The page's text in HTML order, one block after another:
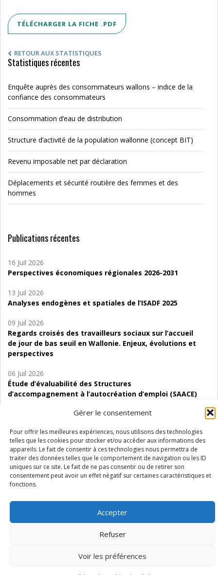
Gérer le consentement
Pour offrir les meilleures expériences, nous utilisons des technologies
telles que les cookies pour stocker et/ou accéder aux informations des
appareils. Le fait de consentir à ces technologies nous permettra de
traiter des données telles que le comportement de navigation ou les ID
uniques sur ce site. Le fait de ne pas consentir ou de retirer son
consentement peut avoir un effet négatif sur certaines caractéristiques et
fonctions.
Accepter
Refuser
Voir les préférences
TÉLÉCHARGER LA FICHE .PDF
RETOUR AUX STATISTIQUES
Statistiques récentes
Enquête auprès des consommateurs wallons – indice de la
confiance des consommateurs
Consommation d’eau de distribution
Structure d’activité de la population wallonne (concept BIT)
Revenu imposable net par déclaration
Déplacements et sécurité routière des femmes et des
hommes
Publications récentes
16 Juil 2026
Perspectives économiques régionales 2026-2031
13 Juil 2026
Analyses endogènes et spatiales de l’ISADF 2025
09 Juil 2026
Regards croisés des travailleurs sociaux sur l’accueil
de jour de bas seuil en Wallonie. Enjeux, évolutions et
perspectives
06 Juil 2026
Étude d’évaluabilité des Structures
d’accompagnement à l’autocréation d’emploi (SAACE)
d’offre de soins pour comprendre la situation en
Wallonie ?